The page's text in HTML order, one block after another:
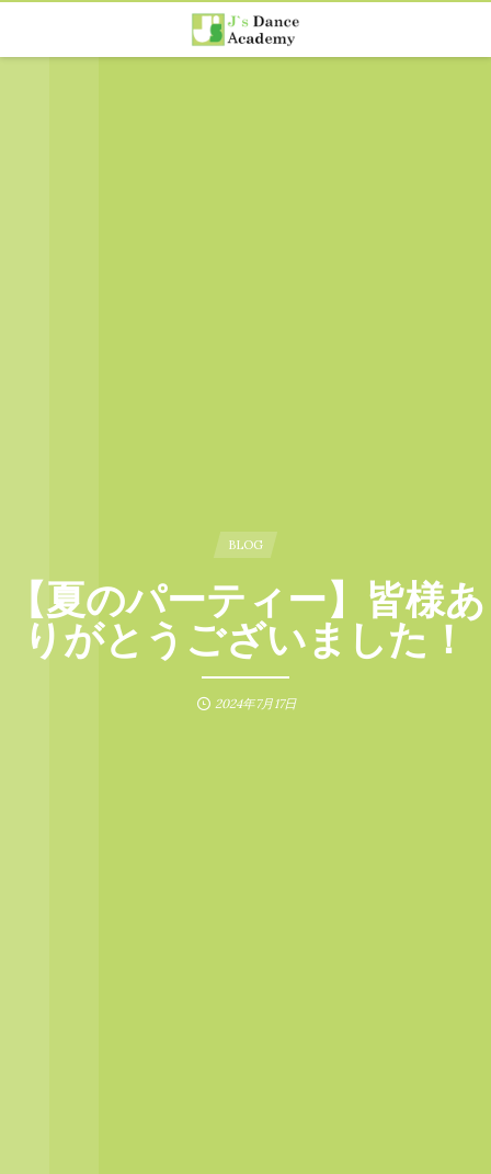
BLOG
【夏のパーティー】皆様あ
りがとうございました！
2024年7月17日